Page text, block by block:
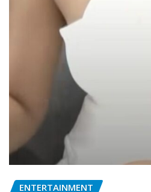
ENTERTAINMENT